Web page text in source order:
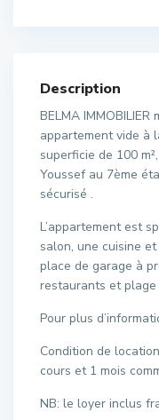
Description
BELMA
appartement vide à
superficie de 100
Youssef au 7ème
sécurisé .
L’appartement est
salon, une cuisine
place de garage à
restaurants et
Pour plus
Condition de
cours et 1 mois
NB: le loyer inclus